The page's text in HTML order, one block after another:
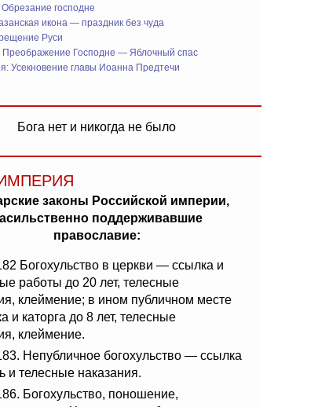
господне
икона — праздник без чуда
Руси
Преображение Господне — Яблочный спас
Усекновение главы Иоанна Предтечи
Бога нет и никогда не было
законы Российской империи,
поддерживавшие
православие:
Богохульство в церкви — ссылка и
работы до 20 лет, телесные
клеймение; в ином публичном месте
и каторга до 8 лет, телесные
клеймение.
Непубличное богохульство — ссылка
и телесные наказания.
Богохульство, поношение,